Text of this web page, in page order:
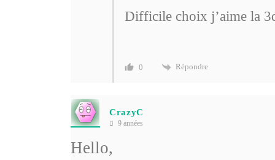
Difficile choix j’aime la
0 Répondre
CrazyC
9 années
Hello,